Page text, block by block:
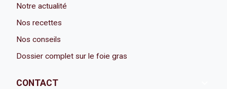
Notre actualité
Nos recettes
Nos conseils
Dossier complet sur le foie gras
CONTACT